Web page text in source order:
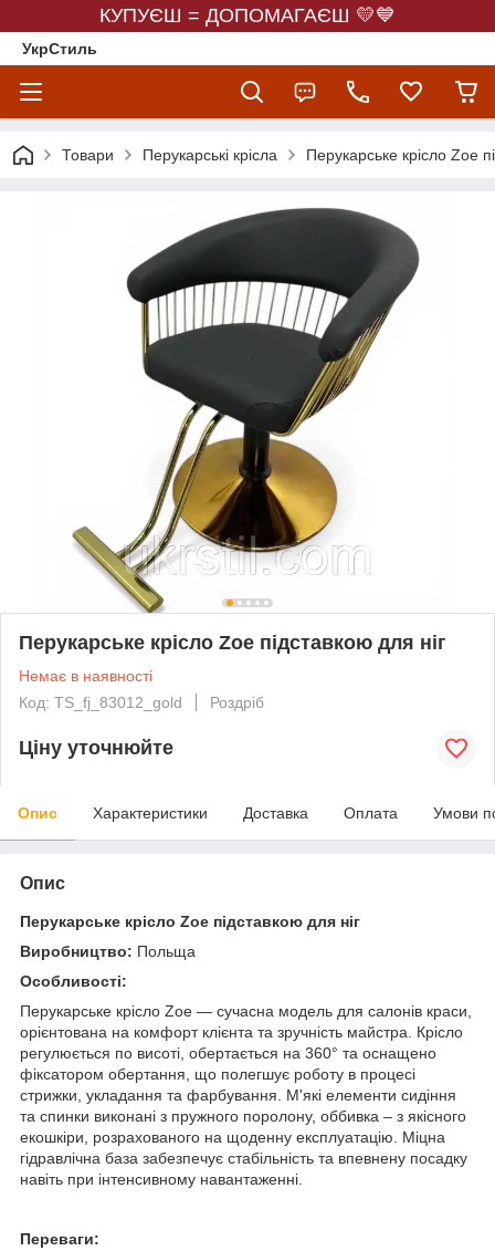
КУПУЄШ = ДОПОМАГАЄШ 💛💙
УкрСтиль
Товари Перукарські крісла Перукарське крісло Zoe
Перукарське крісло Zoe підставкою для ніг
Немає в наявності
Код: TS_fj_83012_gold
Роздріб
Ціну уточнюйте
Опис Характеристики Доставка Оплата Умови
Опис
Перукарське крісло Zoe підставкою для ніг
Виробництво: Польща
Особливості:
Перукарське крісло Zoe — сучасна модель для салонів краси,
орієнтована на комфорт клієнта та зручність майстра. Крісло
регулюється по висоті, обертається на 360° та оснащено
фіксатором обертання, що полегшує роботу в процесі
стрижки, укладання та фарбування. М'які елементи сидіння
та спинки виконані з пружного поролону, оббивка – з якісного
екошкіри, розрахованого на щоденну експлуатацію. Міцна
гідравлічна база забезпечує стабільність та впевнену посадку
навіть при інтенсивному навантаженні.
Переваги: